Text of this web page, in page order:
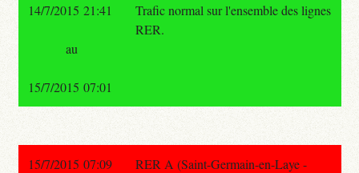
14/7/2015 21:41
Trafic normal sur l'ensemble des lignes
RER.
au
15/7/2015 07:01
15/7/2015 07:09
RER A (Saint-Germain-en-Laye -